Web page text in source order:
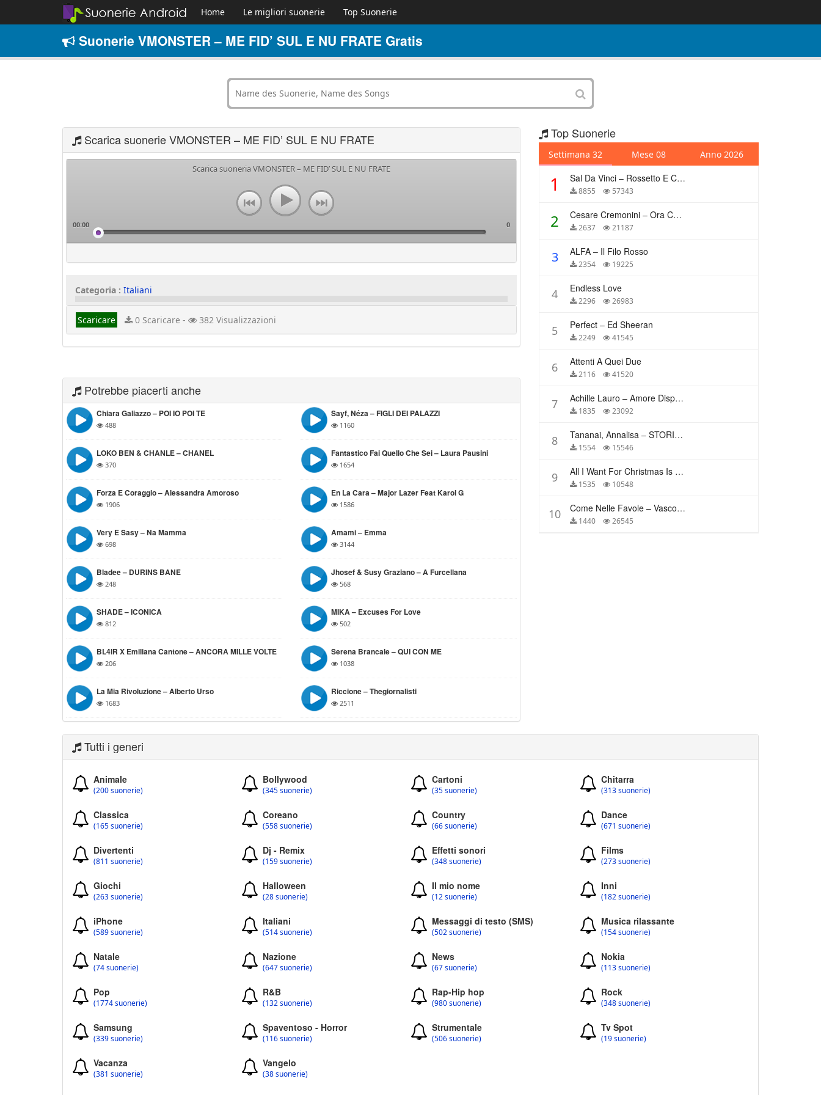
Home Le migliori suonerie Top Suonerie
Suonerie VMONSTER – ME FID’ SUL E NU FRATE Gratis
Scarica suonerie VMONSTER – ME FID’ SUL E NU FRATE
Scarica suoneria VMONSTER – ME FID’ SUL E NU FRATE
00:00 0
Categoria : Italiani
Scaricare 0 Scaricare - 382 Visualizzazioni
Potrebbe piacerti anche
Chiara Galiazzo – POI IO POI TE
488
Sayf, Néza – FIGLI DEI PALAZZI
1160
LOKO BEN & CHANLE – CHANEL
370
Fantastico Fai Quello Che Sei – Laura Pausini
1654
Forza E Coraggio – Alessandra Amoroso
1906
En La Cara – Major Lazer Feat Karol G
1586
Very E Sasy – Na Mamma
698
Amami – Emma
3144
Bladee – DURINS BANE
248
Jhosef & Susy Graziano – A Furcellana
568
SHADE – ICONICA
812
MIKA – Excuses For Love
502
BL4IR X Emiliana Cantone – ANCORA MILLE VOLTE
206
Serena Brancale – QUI CON ME
1038
La Mia Rivoluzione – Alberto Urso
1683
Riccione – Thegiornalisti
2511
Top Suonerie
Settimana 32 Mese 08 Anno 2026
1 Sal Da Vinci – Rossetto E Caffè
8855 57343
2 Cesare Cremonini – Ora Che Non Ho Più Te
2637 21187
3 ALFA – Il Filo Rosso
2354 19225
4 Endless Love
2296 26983
5 Perfect – Ed Sheeran
2249 41545
6 Attenti A Quei Due
2116 41520
7 Achille Lauro – Amore Disperato
1835 23092
8 Tananai, Annalisa – STORIE BREVI
1554 15546
9 All I Want For Christmas Is You – Mariah Carey
1535 10548
10 Come Nelle Favole – Vasco Rossi
1440 26545
Tutti i generi
Animale
(200 suonerie)
Bollywood
(345 suonerie)
Cartoni
(35 suonerie)
Chitarra
(313 suonerie)
Classica
(165 suonerie)
Coreano
(558 suonerie)
Country
(66 suonerie)
Dance
(671 suonerie)
Divertenti
(811 suonerie)
Dj - Remix
(159 suonerie)
Effetti sonori
(348 suonerie)
Films
(273 suonerie)
Giochi
(263 suonerie)
Halloween
(28 suonerie)
Il mio nome
(12 suonerie)
Inni
(182 suonerie)
iPhone
(589 suonerie)
Italiani
(514 suonerie)
Messaggi di testo (SMS)
(502 suonerie)
Musica rilassante
(154 suonerie)
Natale
(74 suonerie)
Nazione
(647 suonerie)
News
(67 suonerie)
Nokia
(113 suonerie)
Pop
(1774 suonerie)
R&B
(132 suonerie)
Rap-Hip hop
(980 suonerie)
Rock
(348 suonerie)
Samsung
(339 suonerie)
Spaventoso - Horror
(116 suonerie)
Strumentale
(506 suonerie)
Tv Spot
(19 suonerie)
Vacanza
(381 suonerie)
Vangelo
(38 suonerie)